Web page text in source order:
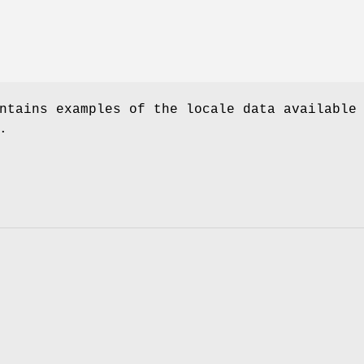
examples of the locale data